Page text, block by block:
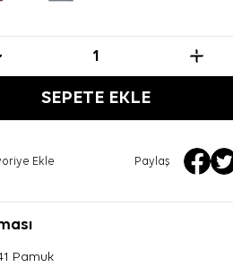
SEPETE EKLE
Ekle Paylaş
Pamuk